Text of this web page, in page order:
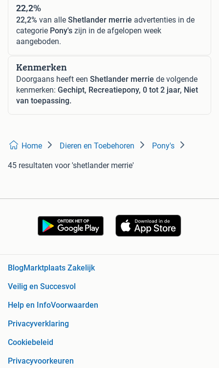
22,2%
22,2% van alle Shetlander merrie advertenties in de
categorie Pony's zijn in de afgelopen week
aangeboden.
Kenmerken
Doorgaans heeft een Shetlander merrie de volgende
kenmerken: Gechipt, Recreatiepony, 0 tot 2 jaar, Niet
van toepassing.
Home Dieren en Toebehoren Pony's
45 resultaten voor 'shetlander merrie'
BlogMarktplaats Zakelijk
Veilig en Succesvol
Help en InfoVoorwaarden
Privacyverklaring
Cookiebeleid
Privacyvoorkeuren